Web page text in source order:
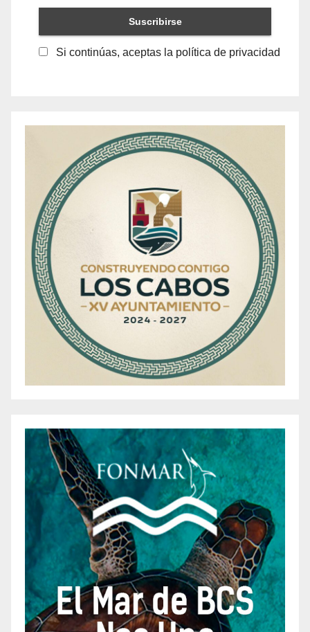
Si continúas, aceptas la política de privacidad